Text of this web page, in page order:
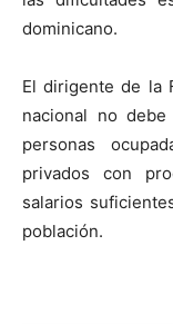
dominicano.
El dirigente de la
nacional no
personas
privados con
salarios
población.